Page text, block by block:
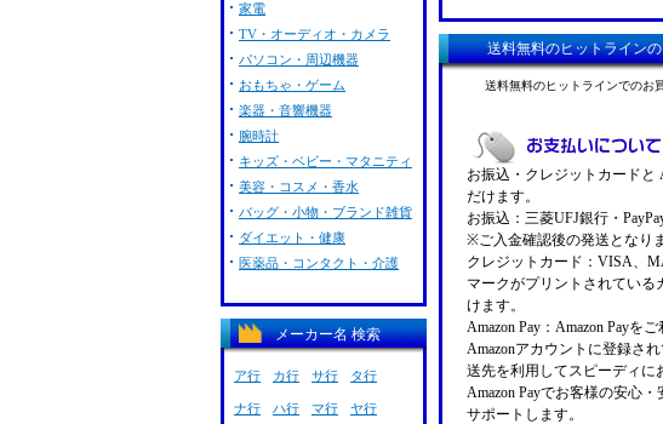
送料無料のヒットライン
送料無料のヒットラインでのお
お振込・クレジットカードと
だけます。
お振込：三菱UFJ銀行・
※ご入金確認後の発送となりま
クレジットカード：VISA、
マークがプリントされている
けます。
Amazon Pay：Amazon Payを
Amazonアカウントに登録さ
送先を利用してスピーディに
Amazon Payでお客様の安心
サポートします。
家電
TV・オーディオ・カメラ
パソコン・周辺機器
おもちゃ・ゲーム
楽器・音響機器
腕時計
キッズ・ベビー・マタニティ
美容・コスメ・香水
バッグ・小物・ブランド雑貨
ダイエット・健康
医薬品・コンタクト・介護
メーカー名 検索
ア行 カ行 サ行 タ行
ナ行 ハ行 マ行 ヤ行